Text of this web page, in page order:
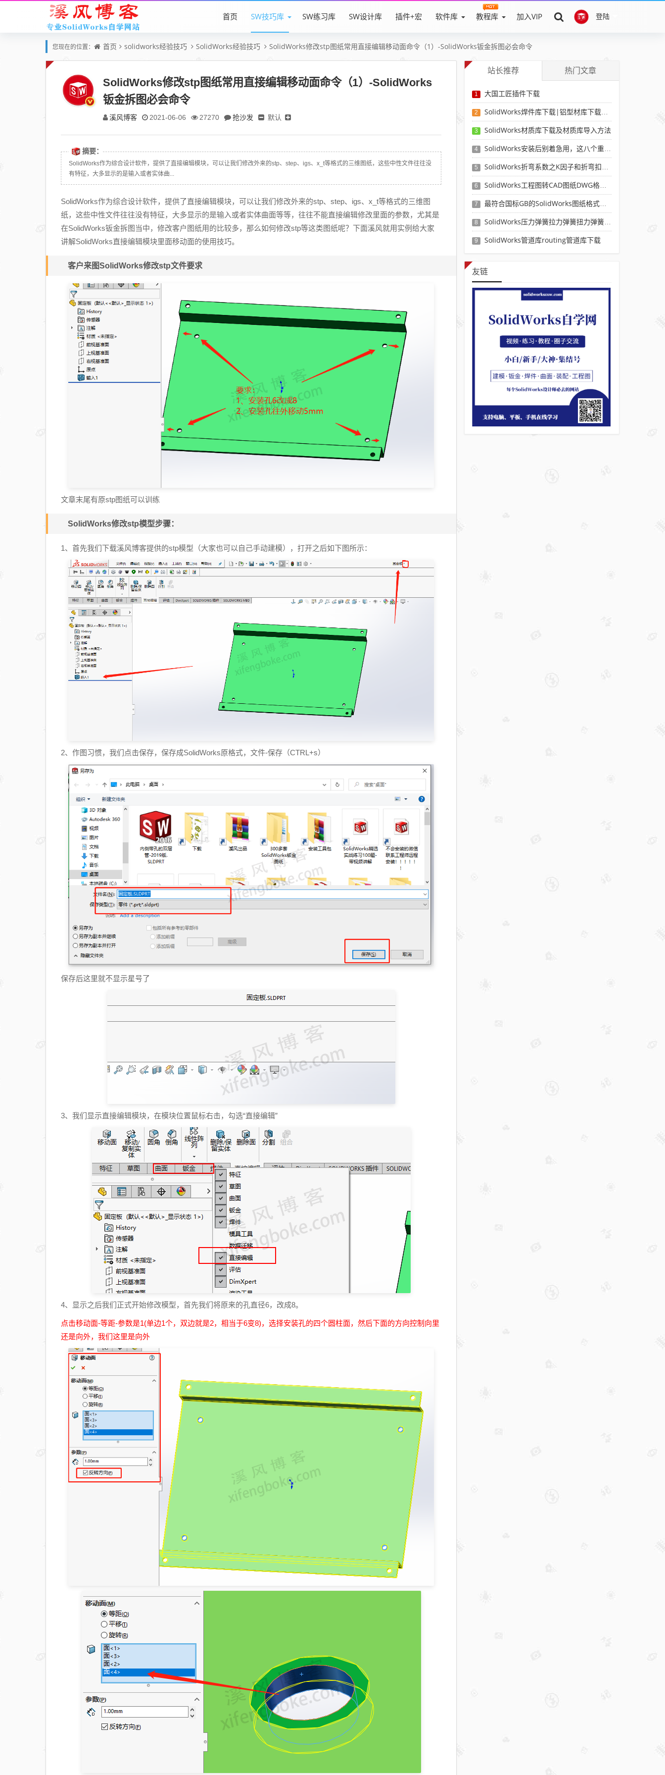
登陆
首页 SW技巧库 SW练习库 SW设计库 插件+宏 软件库 教程库 加入VIP
您现在的位置： 首页 solidworks经验技巧 SolidWorks经验技巧 SolidWorks修改stp图纸常用直接编辑移动面命令（1）-SolidWorks钣金拆图必会命令
SolidWorks修改stp图纸常用直接编辑移动面命令（1）-SolidWorks
钣金拆图必会命令
溪风博客 2021-06-06 27270 抢沙发 默认
摘要：
SolidWorks作为综合设计软件，提供了直接编辑模块，可以让我们修改外来的stp、step、igs、x_t等格式的三维图纸，这些中性文件往往没
有特征，大多显示的是输入或者实体曲...
SolidWorks作为综合设计软件，提供了直接编辑模块，可以让我们修改外来的stp、step、igs、x_t等格式的三维图
纸，这些中性文件往往没有特征，大多显示的是输入或者实体曲面等等，往往不能直接编辑修改里面的参数，尤其是
在SolidWorks钣金拆图当中，修改客户图纸用的比较多，那么如何修改stp等这类图纸呢？下面溪风就用实例给大家
讲解SolidWorks直接编辑模块里面移动面的使用技巧。
客户来图SolidWorks修改stp文件要求
文章末尾有原stp图纸可以训练
SolidWorks修改stp模型步骤：
1、首先我们下载溪风博客提供的stp模型（大家也可以自己手动建模），打开之后如下图所示：
2、作图习惯，我们点击保存，保存成SolidWorks原格式，文件-保存（CTRL+s）
保存后这里就不显示星号了
3、我们显示直接编辑模块，在模块位置鼠标右击，勾选“直接编辑”
4、显示之后我们正式开始修改模型，首先我们将原来的孔直径6，改成8。
点击移动面-等距-参数是1(单边1个，双边就是2，相当于6变8)，选择安装孔的四个圆柱面，然后下面的方向控制向里
还是向外，我们这里是向外
站长推荐 热门文章
1 大国工匠插件下载
2 SolidWorks焊件库下载|铝型材库下载|附sw焊件库添加配置使用教程
3 SolidWorks材质库下载及材质库导入方法
4 SolidWorks安装后别着急用，这八个重要SolidWorks设置可以提高你的画图效率
5 SolidWorks折弯系数之K因子和折弯扣除表-溪风推荐
6 SolidWorks工程图转CAD图纸DWG格式映射文件无乱码可分层-溪风亲测推荐
7 最符合国标GB的SolidWorks图纸格式和图纸模板下载-溪风专用版
8 SolidWorks压力弹簧拉力弹簧扭力弹簧涡卷弹簧自动生成宏程序下载
9 SolidWorks管道库routing管道库下载
友链